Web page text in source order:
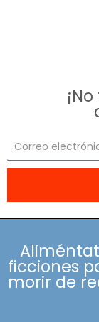
ficciones
morir de